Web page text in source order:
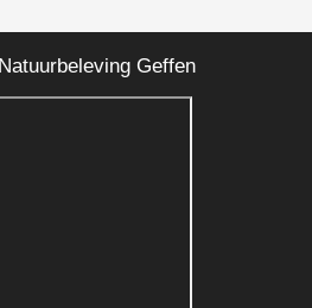
Geffen